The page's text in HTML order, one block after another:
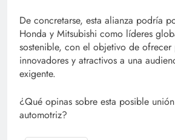
De concretarse, esta alianza podría
Honda y Mitsubishi como líderes
sostenible, con el objetivo de ofrecer
innovadores y atractivos a una
exigente.
¿Qué opinas sobre esta posible
automotriz?